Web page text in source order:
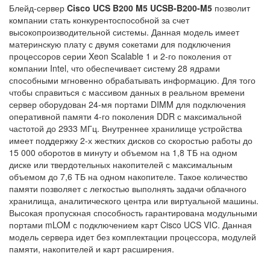
Блейд-сервер Cisco UCS B200 M5 UCSB-B200-M5 позволит
компании стать конкурентоспособной за счет
высокопроизводительной системы. Данная модель имеет
материнскую плату с двумя сокетами для подключения
процессоров серии Xeon Scalable 1 и 2-го поколения от
компании Intel, что обеспечивает систему 28 ядрами
способными мгновенно обрабатывать информацию. Для того
чтобы справиться с массивом данных в реальном времени
сервер оборудован 24-мя портами DIMM для подключения
оперативной памяти 4-го поколения DDR с максимальной
частотой до 2933 МГц. Внутреннее хранилище устройства
имеет поддержку 2-х жестких дисков со скоростью работы до
15 000 оборотов в минуту и объемом на 1,8 ТБ на одном
диске или твердотельных накопителей с максимальным
объемом до 7,6 ТБ на одном накопителе. Такое количество
памяти позволяет с легкостью выполнять задачи облачного
хранилища, аналитического центра или виртуальной машины.
Высокая пропускная способность гарантирована модульными
портами mLOM с подключением карт Cisco UCS VIC. Данная
модель сервера идет без комплектации процессора, модулей
памяти, накопителей и карт расширения.